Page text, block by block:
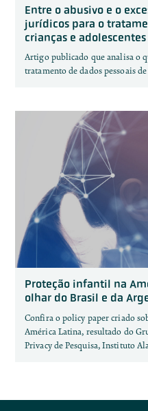
Entre o abusivo e o
jurídicos para o
crianças e adolescentes
Artigo publicado que analisa o
tratamento de dados pessoais
Proteção infantil na
olhar do Brasil e da
Confira o policy paper criado
América Latina, resultado do
Privacy de Pesquisa, Instituto